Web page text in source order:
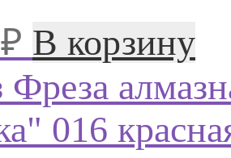
₽ В корзину